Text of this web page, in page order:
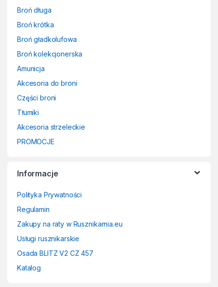
Broń długa
Broń krótka
Broń gładkolufowa
Broń kolekcjonerska
Amunicja
Akcesoria do broni
Części broni
Tłumiki
Akcesoria strzeleckie
PROMOCJE
Informacje
Polityka Prywatności
Regulamin
Zakupy na raty w Rusznikarnia.eu
Usługi rusznikarskie
Osada BLITZ V2 CZ 457
Katalog